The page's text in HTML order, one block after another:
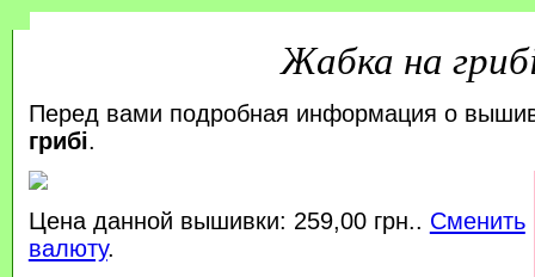
Жабка на
Перед вами подробная информация о
грибі.
Цена данной вышивки: 259,00 грн.. Сменить
валюту.